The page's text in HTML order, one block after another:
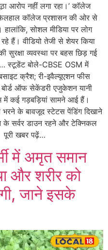
आरोप नहीं लगा रहा।’ कॉलेज
कॉलेज प्रशासन की ओर से
सोशल मीडिया पर लोग
रहे हैं। वीडियो तेजी से शेयर किया
व्यवस्था पर बहस छिड़ गई
बोले-CBSE OSM में
क्रैश; री-इवैल्यूएशन फीस
ऑफ सेकेंडरी एजुकेशन यानी
में कई गड़बड़ियां सामने आई हैं।
के बावजूद स्टेटस पेंडिंग दिखाने
सर्वर डाउन रहने और टेक्निकल
पूरी खबर पढ़ें…
में अमृत समान
और शरीर को
जाने इसके